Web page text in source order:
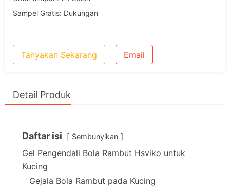
Sampel Gratis: Dukungan
Tanyakan Sekarang Email
Detail Produk
Daftar isi Sembunyikan
Gel Pengendali Bola Rambut Hsviko untuk
Kucing
Gejala Bola Rambut pada Kucing